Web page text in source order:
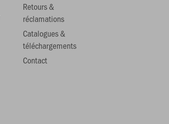
Retours &
réclamations
Catalogues &
téléchargements
Contact